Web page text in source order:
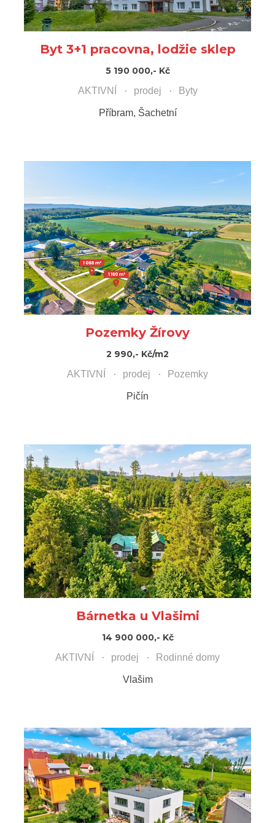
Byt 3+1 pracovna, lodžie sklep
5 190 000,- Kč
AKTIVNÍ prodej Byty
Příbram, Šachetní
Pozemky Žírovy
2 990,- Kč/m2
AKTIVNÍ prodej Pozemky
Pičín
Bárnetka u Vlašimi
14 900 000,- Kč
AKTIVNÍ prodej Rodinné domy
Vlašim